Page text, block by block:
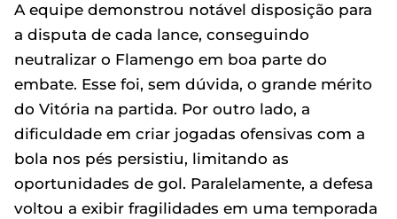
A equipe demonstrou notável disposição para
a disputa de cada lance, conseguindo
neutralizar o Flamengo em boa parte do
embate. Esse foi, sem dúvida, o grande mérito
do Vitória na partida. Por outro lado, a
dificuldade em criar jogadas ofensivas com a
bola nos pés persistiu, limitando as
oportunidades de gol. Paralelamente, a defesa
voltou a exibir fragilidades em uma temporada